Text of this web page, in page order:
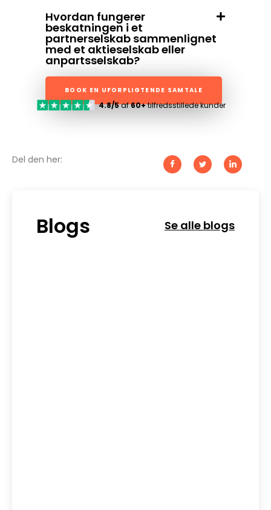
Hvordan fungerer
beskatningen i et
partnerselskab sammenlignet
med et aktieselskab eller
anpartsselskab?
BOOK EN UFORPLIGTENDE SAMTALE
4.8/5af60+tilfredsstillede kunder
Del den her:
Blogs Se alle blogs